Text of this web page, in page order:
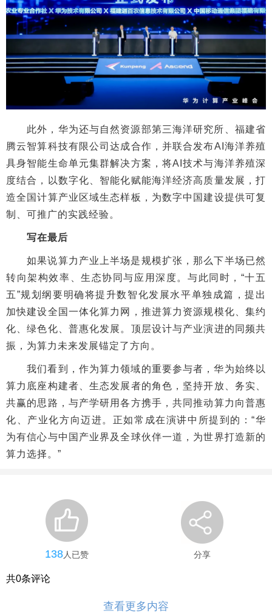
此外，华为还与自然资源部第三海洋研究所、福建省
腾云智算科技有限公司达成合作，并联合发布AI海洋养殖
具身智能生命单元集群解决方案，将AI技术与海洋养殖深
度结合，以数字化、智能化赋能海洋经济高质量发展，打
造全国计算产业区域生态样板，为数字中国建设提供可复
制、可推广的实践经验。
写在最后
如果说算力产业上半场是规模扩张，那么下半场已然
转向架构效率、生态协同与应用深度。与此同时，“十五
五”规划纲要明确将提升数智化发展水平单独成篇，提出
加快建设全国一体化算力网，推进算力资源规模化、集约
化、绿色化、普惠化发展。顶层设计与产业演进的同频共
振，为算力未来发展锚定了方向。
我们看到，作为算力领域的重要参与者，华为始终以
算力底座构建者、生态发展者的角色，坚持开放、务实、
共赢的思路，与产学研用各方携手，共同推动算力向普惠
化、产业化方向迈进。正如常成在演讲中所提到的：“华
为有信心与中国产业界及全球伙伴一道，为世界打造新的
算力选择。”
138人已赞 分享
共0条评论
查看更多内容